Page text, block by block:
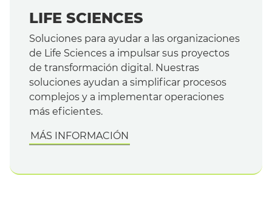
LIFE SCIENCES
Soluciones para ayudar a las organizaciones
de Life Sciences a impulsar sus proyectos
de transformación digital. Nuestras
soluciones ayudan a simplificar procesos
complejos y a implementar operaciones
más eficientes.
MÁS INFORMACIÓN